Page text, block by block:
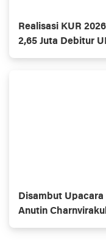
Realisasi KUR 2026
2,65 Juta Debitur
Disambut Upacara
Anutin
Thailand